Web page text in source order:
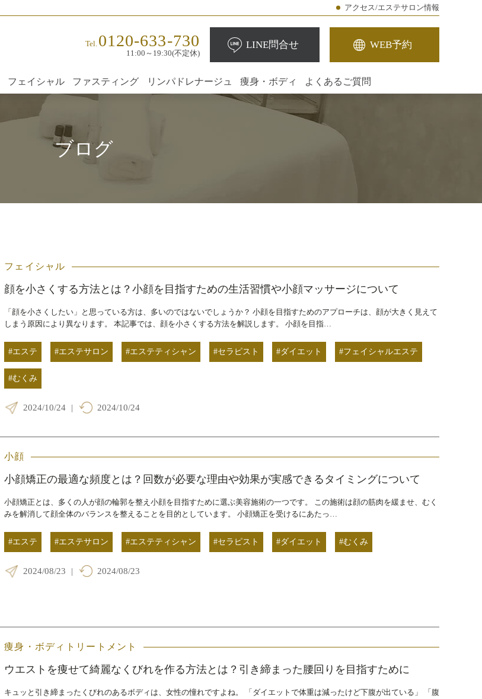
アクセス/エステサロン情報
Tel. 0120-633-730
11:00～19:30(不定休)
LINE問合せ WEB予約
フェイシャル ファスティング リンパドレナージュ 痩身・ボディ よくあるご質問
ブログ
フェイシャル
顔を小さくする方法とは？小顔を目指すための生活習慣や小顔マッサージについて
「顔を小さくしたい」と思っている方は、多いのではないでしょうか？ 小顔を目指すためのアプローチは、顔が大きく見えて
しまう原因により異なります。 本記事では、顔を小さくする方法を解説します。 小顔を目指…
#エステ #エステサロン #エステティシャン #セラピスト #ダイエット #フェイシャルエステ
#むくみ
2024/10/24 | 2024/10/24
小顔
小顔矯正の最適な頻度とは？回数が必要な理由や効果が実感できるタイミングについて
小顔矯正とは、多くの人が顔の輪郭を整え小顔を目指すために選ぶ美容施術の一つです。 この施術は顔の筋肉を緩ませ、むく
みを解消して顔全体のバランスを整えることを目的としています。 小顔矯正を受けるにあたっ…
#エステ #エステサロン #エステティシャン #セラピスト #ダイエット #むくみ
2024/08/23 | 2024/08/23
痩身・ボディトリートメント
ウエストを痩せて綺麗なくびれを作る方法とは？引き締まった腰回りを目指すために
キュッと引き締まったくびれのあるボディは、女性の憧れですよね。 「ダイエットで体重は減ったけど下腹が出ている」 「腹